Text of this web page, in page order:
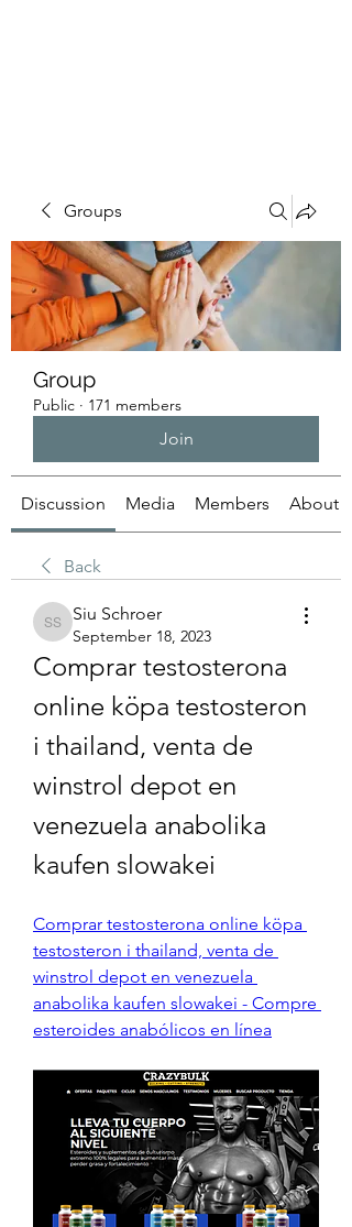
Groups
Group
Public · 171 members
Join
Discussion Media Members About
Back
Siu Schroer
Siu Schroer
September 18, 2023
Comprar testosterona
online köpa testosteron
i thailand, venta de
winstrol depot en
venezuela anabolika
kaufen slowakei
Comprar testosterona online köpa
testosteron i thailand, venta de
winstrol depot en venezuela
anabolika kaufen slowakei - Compre
esteroides anabólicos en línea